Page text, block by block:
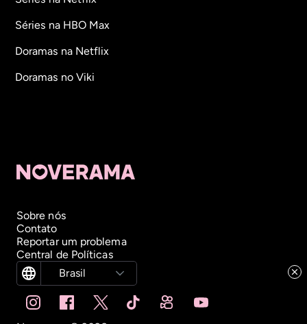
Séries na HBO Max
Doramas na Netflix
Doramas no Viki
Sobre nós
Contato
Reportar um problema
Central de Políticas
Brasil